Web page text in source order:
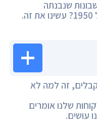
שנבנתה
במחשבה על שנת 2050 ולא על 1950? עשינו את זה.
זה למה לא
שלנו אומרים
עושים.